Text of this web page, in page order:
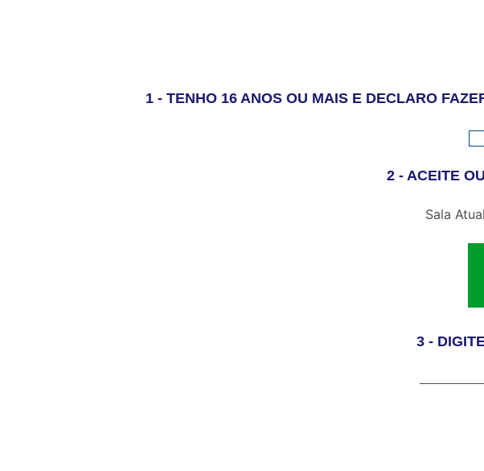
1 - TENHO 16 ANOS OU MAIS E DECLARO
2 - ACEITE
Sala
3 -